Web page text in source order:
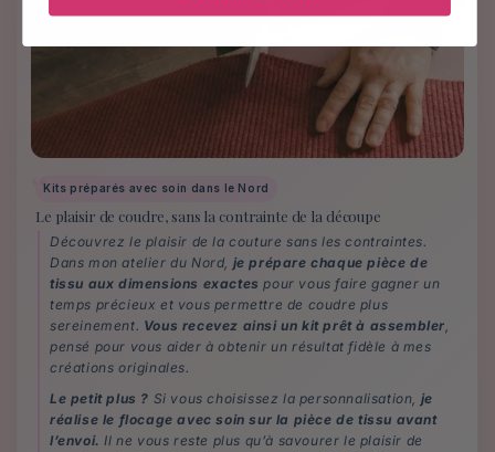
Kits préparés avec soin dans le Nord
Le plaisir de coudre, sans la contrainte de la découpe
Découvrez le plaisir de la couture sans les contraintes.
Dans mon atelier du Nord, je prépare chaque pièce de
tissu aux dimensions exactes pour vous faire gagner un
temps précieux et vous permettre de coudre plus
sereinement. Vous recevez ainsi un kit prêt à assembler,
pensé pour vous aider à obtenir un résultat fidèle à mes
créations originales.
Le petit plus ? Si vous choisissez la personnalisation, je
réalise le flocage avec soin sur la pièce de tissu avant
l’envoi. Il ne vous reste plus qu’à savourer le plaisir de